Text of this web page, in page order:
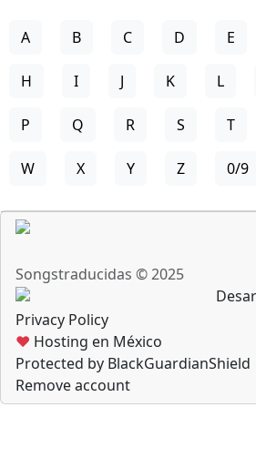
A B C D E
H I J K L
P Q R S T
W X Y Z 0/9
Songstraducidas © 2025
Privacy Policy
♥ Hosting en México
Protected by BlackGuardianShield
Remove account